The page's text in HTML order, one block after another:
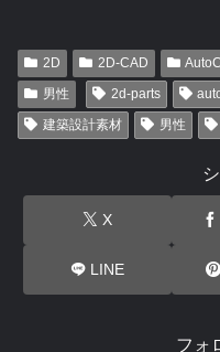
2D 2D-CAD
男性
2d-parts
建築設計素材
男性
X
LINE
フォ